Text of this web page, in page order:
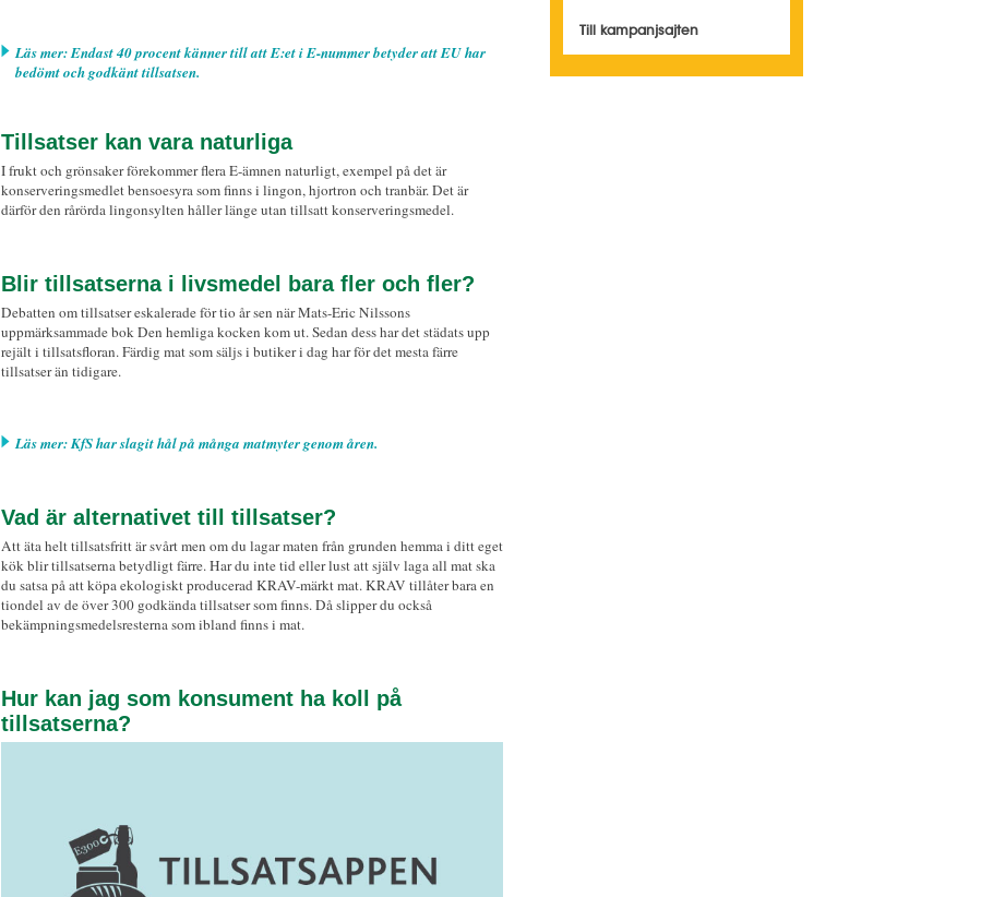
Läs mer: Endast 40 procent känner till att E:et i E-nummer betyder att EU har
bedömt och godkänt tillsatsen.
Tillsatser kan vara naturliga
I frukt och grönsaker förekommer flera E-ämnen naturligt, exempel på det är
konserveringsmedlet bensoesyra som finns i lingon, hjortron och tranbär. Det är
därför den rårörda lingonsylten håller länge utan tillsatt konserveringsmedel.
Blir tillsatserna i livsmedel bara fler och fler?
Debatten om tillsatser eskalerade för tio år sen när Mats-Eric Nilssons
uppmärksammade bok Den hemliga kocken kom ut. Sedan dess har det städats upp
rejält i tillsatsfloran. Färdig mat som säljs i butiker i dag har för det mesta färre
tillsatser än tidigare.
Läs mer: KfS har slagit hål på många matmyter genom åren.
Vad är alternativet till tillsatser?
Att äta helt tillsatsfritt är svårt men om du lagar maten från grunden hemma i ditt eget
kök blir tillsatserna betydligt färre. Har du inte tid eller lust att själv laga all mat ska
du satsa på att köpa ekologiskt producerad KRAV-märkt mat. KRAV tillåter bara en
tiondel av de över 300 godkända tillsatser som finns. Då slipper du också
bekämpningsmedelsresterna som ibland finns i mat.
Hur kan jag som konsument ha koll på
tillsatserna?
Till kampanjsajten